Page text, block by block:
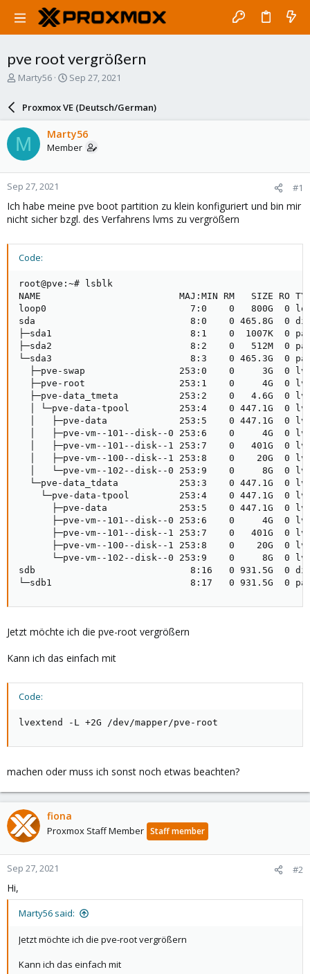
pve root vergrößern
T
a
d
s
t
a
r
t
e
r
Marty56
S
a
r
d
a
e
Sep 27, 2021
Proxmox VE (Deutsch/German)
M Marty56
Member
Sep 27, 2021 #1
Ich habe meine pve boot partition zu klein konfiguriert und bin mir
nicht sicher bzgl. des Verfahrens lvms zu vergrößern
Code:
root@pve:~# lsblk
NAME                         MAJ:MIN RM   SIZE RO TYPE
loop0                          7:0    0   800G  0
sda                            8:0    0 465.8G  0
├─sda1                         8:1    0  1007K  0
├─sda2                         8:2    0   512M  0
└─sda3                         8:3    0 465.3G  0
├─pve-swap                 253:0    0     3G  0
├─pve-root                 253:1    0     4G  0
├─pve-data_tmeta           253:2    0   4.6G  0
│ └─pve-data-tpool         253:4    0 447.1G  0
│   ├─pve-data             253:5    0 447.1G  0
│   ├─pve-vm--101--disk--0 253:6    0     4G  0
│   ├─pve-vm--101--disk--1 253:7    0   401G  0
│   ├─pve-vm--100--disk--1 253:8    0    20G  0
│   └─pve-vm--102--disk--0 253:9    0     8G  0
└─pve-data_tdata           253:3    0 447.1G  0
└─pve-data-tpool         253:4    0 447.1G  0
├─pve-data             253:5    0 447.1G  0
├─pve-vm--101--disk--0 253:6    0     4G  0
├─pve-vm--101--disk--1 253:7    0   401G  0
├─pve-vm--100--disk--1 253:8    0    20G  0
└─pve-vm--102--disk--0 253:9    0     8G  0
sdb                            8:16   0 931.5G  0
└─sdb1                         8:17   0 931.5G  0 part
Jetzt möchte ich die pve-root vergrößern
Kann ich das einfach mit
Code:
lvextend -L +2G /dev/mapper/pve-root
machen oder muss ich sonst noch etwas beachten?
fiona
Proxmox Staff Member Staff member
Sep 27, 2021 #2
Hi,
Marty56 said:
Jetzt möchte ich die pve-root vergrößern
Kann ich das einfach mit